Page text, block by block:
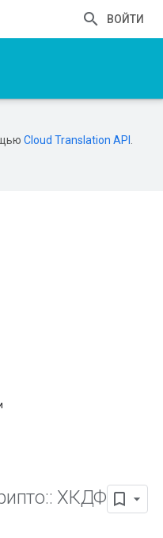
ВОЙТИ
Cloud Translation API
:: ХКДФ